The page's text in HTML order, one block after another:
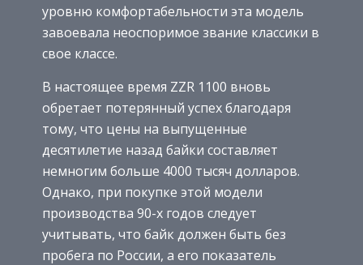
уровню комфортабельности эта модель
завоевала неоспоримое звание классики в
свое классе.
В настоящее время ZZR 1100 вновь
обретает потерянный успех благодаря
тому, что цены на выпущенные
десятилетие назад байки составляет
немногим больше 4000 тысяч долларов.
Однако, при покупке этой модели
производства 90-х годов следует
учитывать, что байк должен быть без
пробега по России, а его показатель